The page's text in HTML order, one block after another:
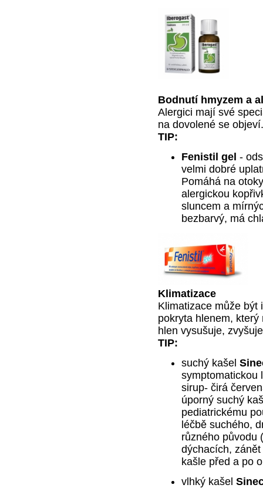
Bodnutí hmyzem a
Alergici mají své
na dovolené se objeví.
TIP:
Fenistil gel -
velmi dobré
Pomáhá na
alergickou
sluncem a
bezbarvý, má
Klimatizace
Klimatizace může být
pokryta hlenem,
hlen vysušuje,
TIP:
suchý kašel
symptomatickou
sirup- čirá
úporný suchý
pediatrickému
léčbě suchého,
různého původu
dýchacích,
kašle před a po
vlhký kašel